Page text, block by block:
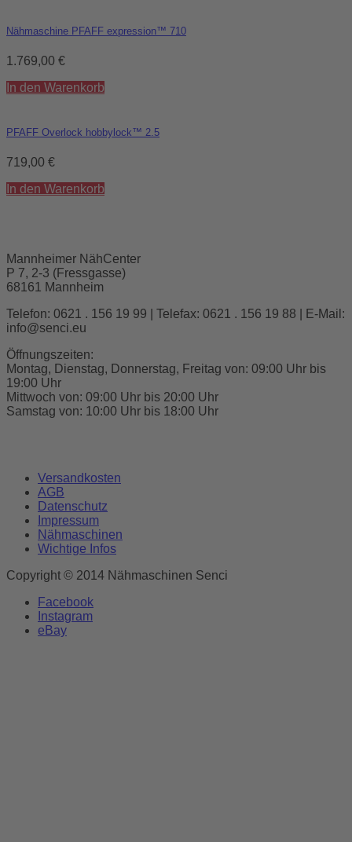
Nähmaschine PFAFF expression™ 710
1.769,00 €
In den Warenkorb
PFAFF Overlock hobbylock™ 2.5
719,00 €
In den Warenkorb
Mannheimer NähCenter
P 7, 2-3 (Fressgasse)
68161 Mannheim
Telefon: 0621 . 156 19 99 | Telefax: 0621 . 156 19 88 | E-Mail:
info@senci.eu
Öffnungszeiten:
Montag, Dienstag, Donnerstag, Freitag von: 09:00 Uhr bis
19:00 Uhr
Mittwoch von: 09:00 Uhr bis 20:00 Uhr
Samstag von: 10:00 Uhr bis 18:00 Uhr
Versandkosten
AGB
Datenschutz
Impressum
Nähmaschinen
Wichtige Infos
Copyright © 2014 Nähmaschinen Senci
Facebook
Instagram
eBay